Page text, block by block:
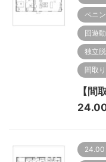
ペニ
回遊
独立
間取
【
24.00